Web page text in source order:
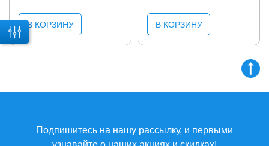
В КОРЗИНУ В КОРЗИНУ
Подпишитесь на нашу рассылку, и первыми